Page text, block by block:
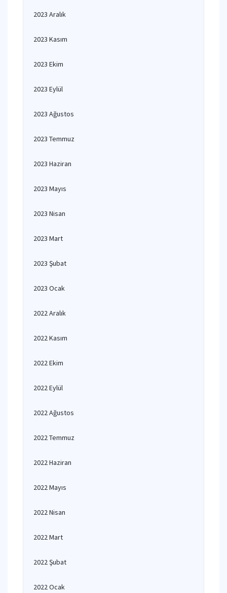
2023 Aralık
2023 Kasım
2023 Ekim
2023 Eylül
2023 Ağustos
2023 Temmuz
2023 Haziran
2023 Mayıs
2023 Nisan
2023 Mart
2023 Şubat
2023 Ocak
2022 Aralık
2022 Kasım
2022 Ekim
2022 Eylül
2022 Ağustos
2022 Temmuz
2022 Haziran
2022 Mayıs
2022 Nisan
2022 Mart
2022 Şubat
2022 Ocak